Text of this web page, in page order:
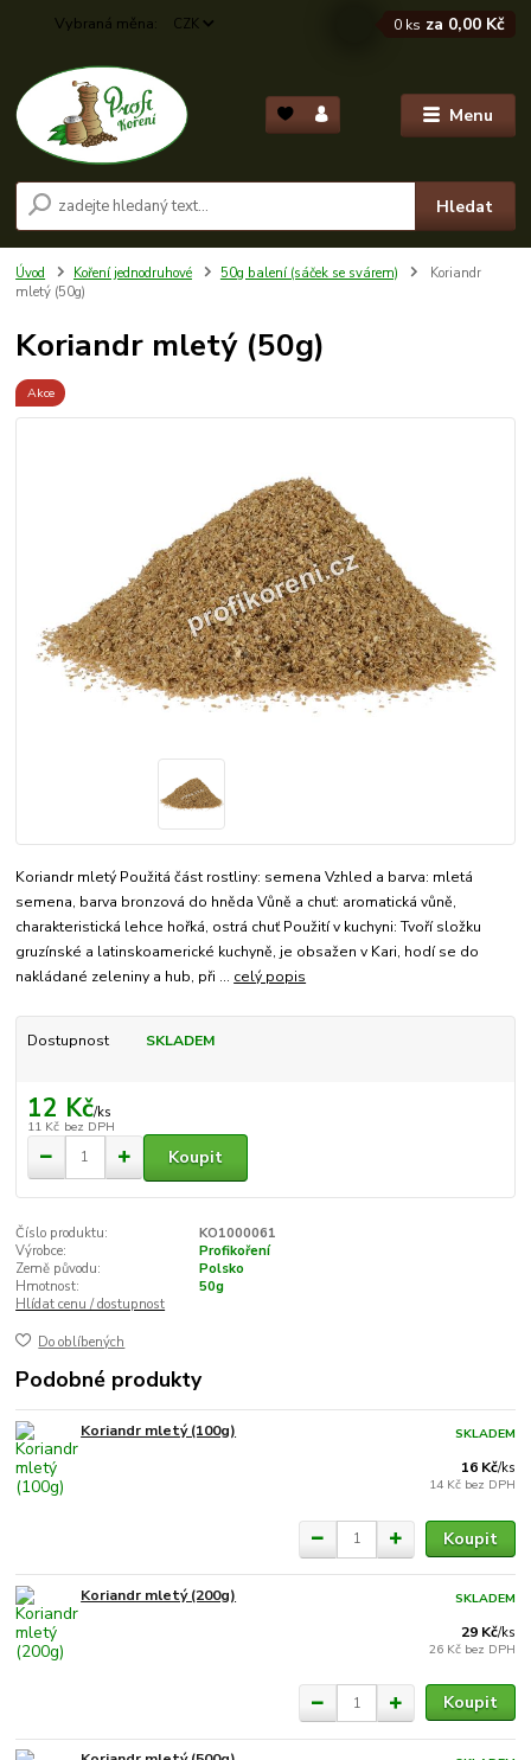
Menu
CZK
Hledat
0 ks za 0,00 Kč
Úvod Koření jednodruhové 50g balení (sáček se svárem)
Koriandr
mletý (50g)
Koriandr mletý (50g)
Akce
Koriandr mletý Použitá část rostliny: semena Vzhled a barva: mletá
semena, barva bronzová do hněda Vůně a chuť: aromatická vůně,
charakteristická lehce hořká, ostrá chuť Použití v kuchyni: Tvoří složku
gruzínské a latinskoamerické kuchyně, je obsažen v Kari, hodí se do
nakládané zeleniny a hub, při ... celý popis
Dostupnost SKLADEM
12 Kč/ks
11 Kč bez DPH
Koupit
Číslo produktu:
KO1000061
Výrobce:
Profikoření
Země původu:
Polsko
Hmotnost:
50g
Hlídat cenu / dostupnost
Do oblíbených
Podobné produkty
Koriandr mletý (100g)
16 Kč/ks
14 Kč bez DPH
SKLADEM
Koupit
Koriandr mletý (200g)
29 Kč/ks
26 Kč bez DPH
SKLADEM
Koupit